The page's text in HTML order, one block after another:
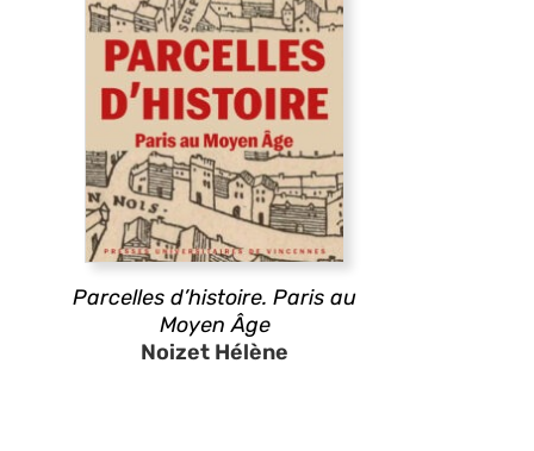
Parcelles d’histoire. Paris au
Moyen Âge
Noizet Hélène